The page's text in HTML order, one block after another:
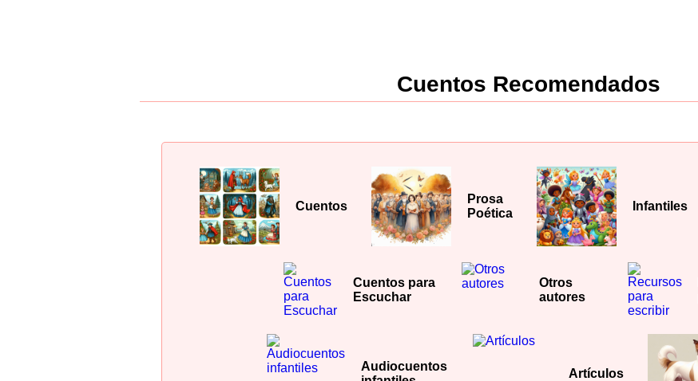
Cuentos Recomendados
Cuentos
Prosa
Poética
Infantiles
Cuentos para
Escuchar
Otros
autores
Audiocuentos
Artículos